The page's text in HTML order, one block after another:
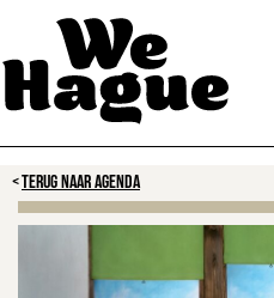
TERUG NAAR AGENDA